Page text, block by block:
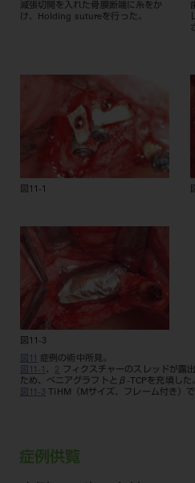
減張切開を入れた骨膜断端に糸をか
け、Holding sutureを行った。
図11-1
図11-3
図11
症例の術中所見。
図11-1 、 2
フィクスチャーのスレッドが露
ため、べニアグラフトとβ-TCPを充填した
図11-3
TiHM（Mサイズ、フレーム付き）で
症例供覧